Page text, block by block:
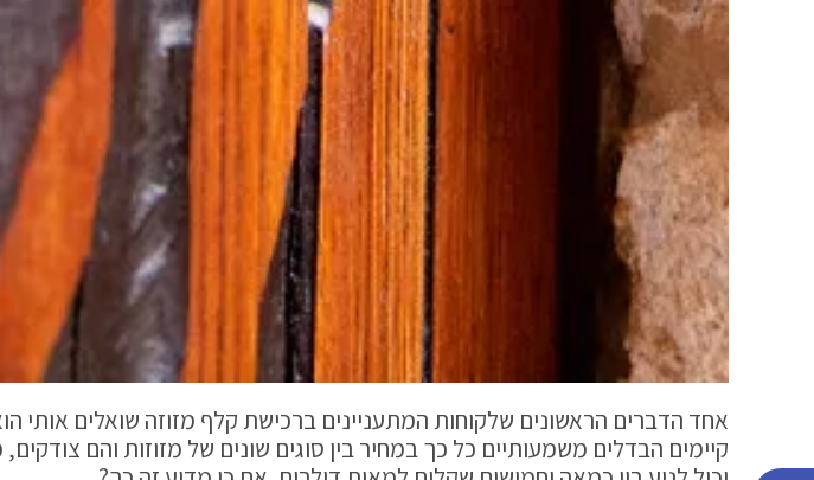
אחד הדברים הראשונים שלקוחות המתעניינים ברכישת קלף מזוזה שואלים אותי
קיימים הבדלים משמעותיים כל כך במחיר בין סוגים שונים של מזוזות והם צודקים,